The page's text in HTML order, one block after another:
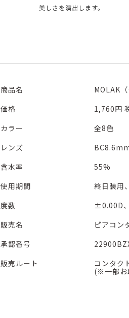
美しさを演出します。
商品名
MOLAK
価格
1,760円
カラー
全8色
レンズ
含水率
55%
使用期間
終日装用
度数
±0.00D
販売名
ピアコン
承認番号
販売ルート
コンタク
(※一部お